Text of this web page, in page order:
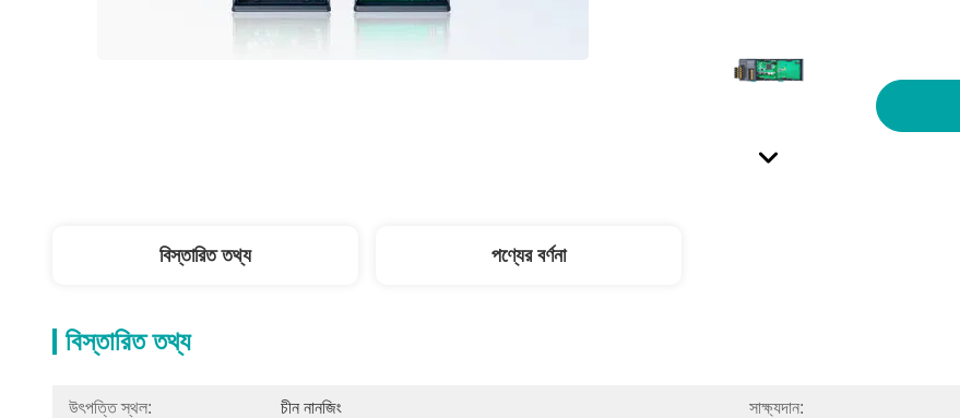
বিস্তারিত তথ্য পণ্যের বর্ণনা
বিস্তারিত তথ্য
উৎপত্তি স্থল: চীন নানজিং সাক্ষ্যদান: